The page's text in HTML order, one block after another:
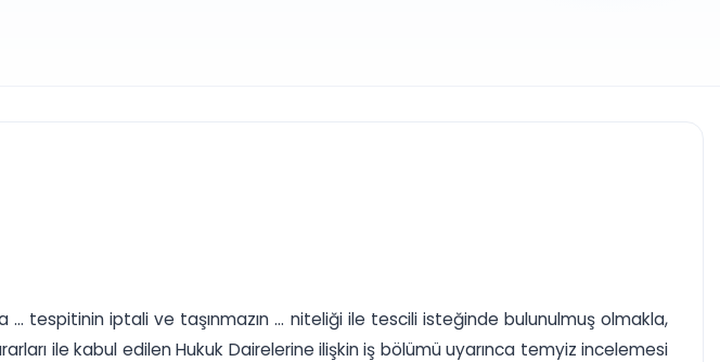
... tespitinin iptali ve taşınmazın ... niteliği ile tescili isteğinde bulunulmuş olmakla,
ile kabul edilen Hukuk Dairelerine ilişkin iş bölümü uyarınca temyiz incelemesi